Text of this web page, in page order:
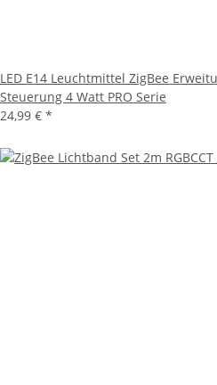
LED E14 Leuchtmittel ZigBee
Steuerung 4 Watt PRO Serie
24,99 € *